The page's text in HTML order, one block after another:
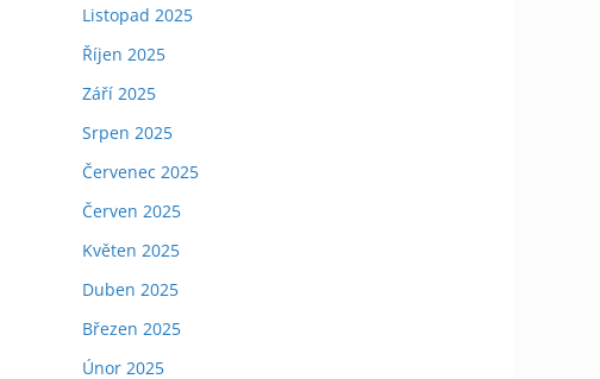
Listopad 2025
Říjen 2025
Září 2025
Srpen 2025
Červenec 2025
Červen 2025
Květen 2025
Duben 2025
Březen 2025
Únor 2025